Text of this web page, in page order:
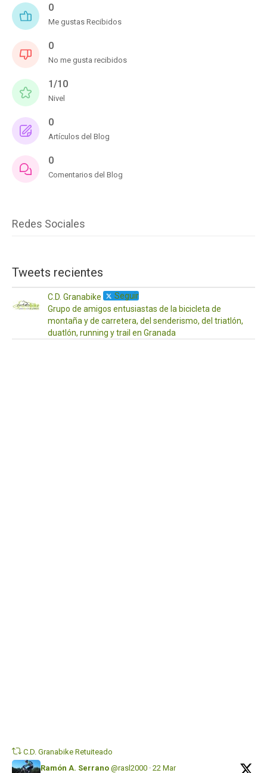
0
Me gustas Recibidos
0
No me gusta recibidos
1/10
Nivel
0
Artículos del Blog
0
Comentarios del Blog
Redes Sociales
Tweets recientes
C.D. Granabike
Seguir
Grupo de amigos entusiastas de la bicicleta de
montaña y de carretera, del senderismo, del triatlón,
duatlón, running y trail en Granada
C.D. Granabike Retuiteado
Ramón A. Serrano @rasl2000 · 22 Mar